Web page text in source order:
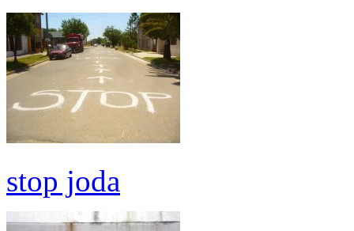
stop joda